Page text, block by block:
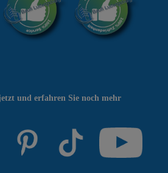
und erfahren Sie noch mehr